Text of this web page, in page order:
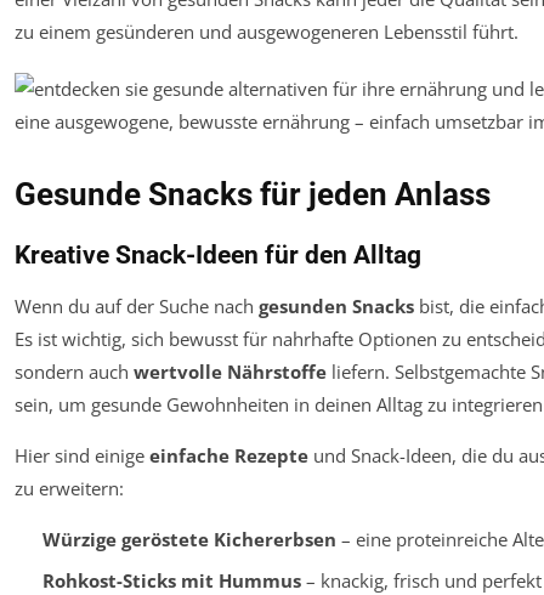
zu einem gesünderen und ausgewogeneren Lebensstil führt.
Gesunde Snacks für jeden Anlass
Kreative Snack-Ideen für den Alltag
Wenn du auf der Suche nach gesunden Snacks bist, die
Es ist wichtig, sich bewusst für nahrhafte Optionen zu
sondern auch wertvolle Nährstoffe liefern. Selbstgemachte
sein, um gesunde Gewohnheiten in deinen Alltag zu
Hier sind einige einfache Rezepte und Snack-Ideen, die du
zu erweitern:
Würzige geröstete Kichererbsen – eine proteinreiche
Rohkost-Sticks mit Hummus– knackig, frisch und